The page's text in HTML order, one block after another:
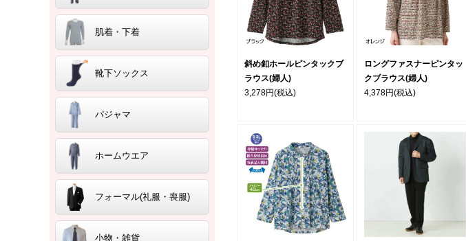
肌着・下着
靴下ソックス
パジャマ
ホームウエア
フォーマル(礼服・喪服)
小物・雑貨
斜め釦ホールピンタックブ
ラウス(婦人)
3,278円(税込)
ロングファスナーピンタッ
クブラウス(婦人)
4,378円(税込)